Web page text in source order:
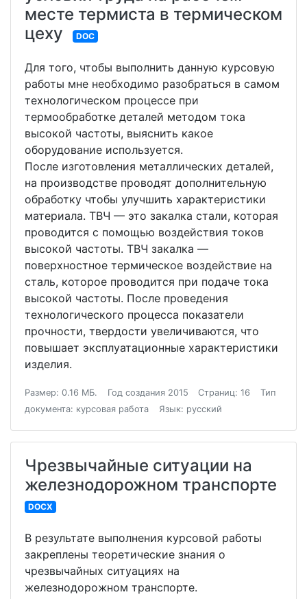
месте термиста в термическом
цеху
DOC
Для того, чтобы выполнить данную курсовую
работы мне необходимо разобраться в самом
технологическом процессе при
термообработке деталей методом тока
высокой частоты, выяснить какое
оборудование используется.
После изготовления металлических деталей,
на производстве проводят дополнительную
обработку чтобы улучшить характеристики
материала. ТВЧ — это закалка стали, которая
проводится с помощью воздействия токов
высокой частоты. ТВЧ закалка —
поверхностное термическое воздействие на
сталь, которое проводится при подаче тока
высокой частоты. После проведения
технологического процесса показатели
прочности, твердости увеличиваются, что
повышает эксплуатационные характеристики
изделия.
Размер: 0.16 МБ. Год создания 2015 Страниц: 16
Тип
документа: курсовая работа
Язык: русский
Чрезвычайные ситуации на
железнодорожном транспорте
DOCX
В результате выполнения курсовой работы
закреплены теоретические знания о
чрезвычайных ситуациях на
железнодорожном транспорте.